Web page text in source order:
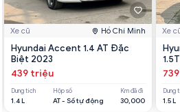
Xe cũ Hồ Chí Minh
Hyundai Accent 1.4 AT Đặc
Biệt 2023
439 triệu
Dung tích
1.4 L
Hộp số
AT - Số tự động
Km đã đi
30,000
Xe
Dung
1.5 L